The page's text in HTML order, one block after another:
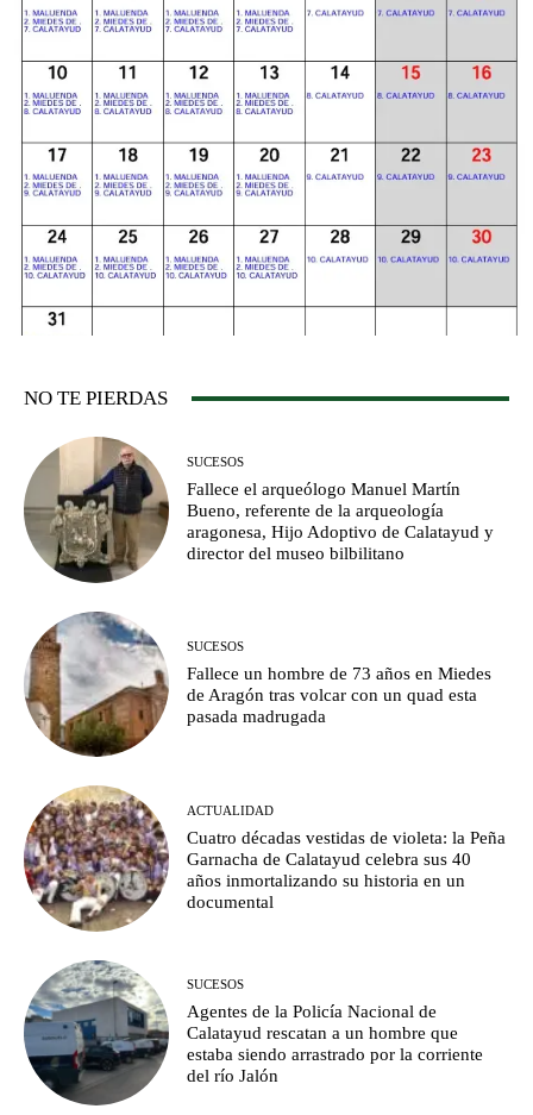
NO TE PIERDAS
SUCESOS
Fallece el arqueólogo Manuel Martín
Bueno, referente de la arqueología
aragonesa, Hijo Adoptivo de Calatayud y
director del museo bilbilitano
SUCESOS
Fallece un hombre de 73 años en Miedes
de Aragón tras volcar con un quad esta
pasada madrugada
ACTUALIDAD
Cuatro décadas vestidas de violeta: la Peña
Garnacha de Calatayud celebra sus 40
años inmortalizando su historia en un
documental
SUCESOS
Agentes de la Policía Nacional de
Calatayud rescatan a un hombre que
estaba siendo arrastrado por la corriente
del río Jalón